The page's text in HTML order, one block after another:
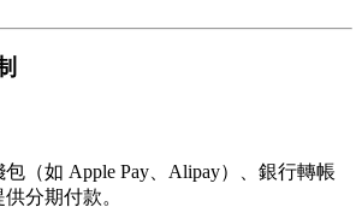
（如 Apple Pay、Alipay）、銀行轉帳
分期付款。